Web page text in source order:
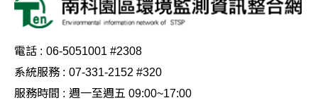
電話 : 06-5051001 #2308
系統服務 : 07-331-2152 #320
服務時間 : 週一至週五 09:00~17:00